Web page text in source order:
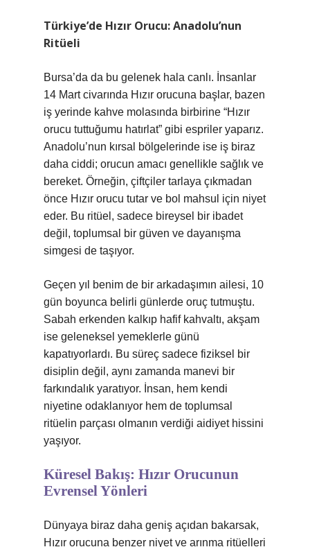
Türkiye’de Hızır Orucu: Anadolu’nun
Ritüeli
Bursa’da da bu gelenek hala canlı. İnsanlar
14 Mart civarında Hızır orucuna başlar, bazen
iş yerinde kahve molasında birbirine “Hızır
orucu tuttuğumu hatırlat” gibi espriler yaparız.
Anadolu’nun kırsal bölgelerinde ise iş biraz
daha ciddi; orucun amacı genellikle sağlık ve
bereket. Örneğin, çiftçiler tarlaya çıkmadan
önce Hızır orucu tutar ve bol mahsul için niyet
eder. Bu ritüel, sadece bireysel bir ibadet
değil, toplumsal bir güven ve dayanışma
simgesi de taşıyor.
Geçen yıl benim de bir arkadaşımın ailesi, 10
gün boyunca belirli günlerde oruç tutmuştu.
Sabah erkenden kalkıp hafif kahvaltı, akşam
ise geleneksel yemeklerle günü
kapatıyorlardı. Bu süreç sadece fiziksel bir
disiplin değil, aynı zamanda manevi bir
farkındalık yaratıyor. İnsan, hem kendi
niyetine odaklanıyor hem de toplumsal
ritüelin parçası olmanın verdiği aidiyet hissini
yaşıyor.
Küresel Bakış: Hızır Orucunun
Evrensel Yönleri
Dünyaya biraz daha geniş açıdan bakarsak,
Hızır orucuna benzer niyet ve arınma ritüelleri